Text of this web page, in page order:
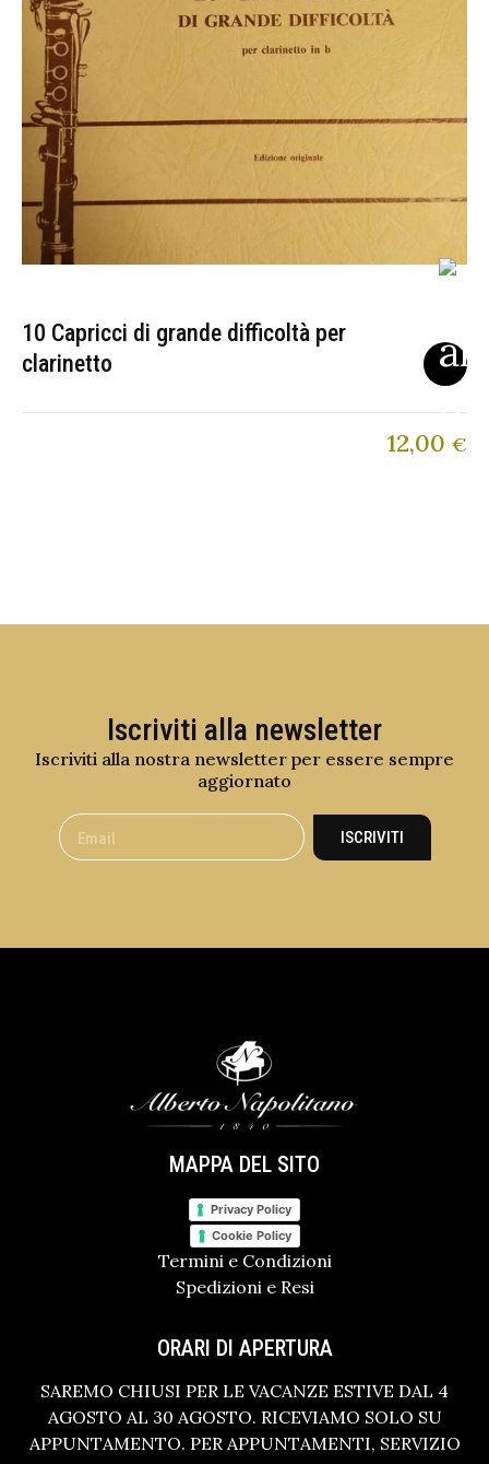
10 Capricci di grande difficoltà per
clarinetto
12,00 €
Iscriviti alla newsletter
Iscriviti alla nostra newsletter per essere sempre
aggiornato
ISCRIVITI
MAPPA DEL SITO
Privacy Policy
Cookie Policy
Termini e Condizioni
Spedizioni e Resi
ORARI DI APERTURA
SAREMO CHIUSI PER LE VACANZE ESTIVE DAL 4
AGOSTO AL 30 AGOSTO. RICEVIAMO SOLO SU
APPUNTAMENTO. PER APPUNTAMENTI, SERVIZIO